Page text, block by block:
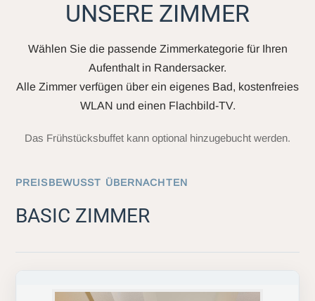
UNSERE ZIMMER
Wählen Sie die passende Zimmerkategorie für Ihren
Aufenthalt in Randersacker.
Alle Zimmer verfügen über ein eigenes Bad, kostenfreies
WLAN und einen Flachbild-TV.
Das Frühstücksbuffet kann optional hinzugebucht werden.
PREISBEWUSST ÜBERNACHTEN
BASIC ZIMMER